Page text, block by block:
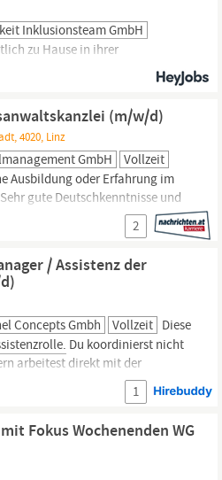
Inklusionsteam GmbH
zu Hause in ihrer
in allen Bereichen des täglichen
Die Förderung
der Bewohner innen
Die Dokumentation und
unseren Kund innen...
(m/w/d)
4020, Linz
GmbH
Vollzeit
Ausbildung oder Erfahrung im
gute Deutschkenntnisse und
Strukturierte, genaue und
und professionelles
hohe Service- und
Kontakt Eva...
2
/ Assistenz der
Concepts Gmbh Vollzeit Diese
Du koordinierst nicht
arbeitest direkt mit der
und neuen
dass aus Plänen Realität wird.
1
Fokus Wochenenden WG